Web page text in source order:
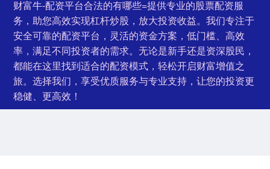
财富牛-配资平台合法的有哪些=提供专业的股票配资服
务，助您高效实现杠杆炒股，放大投资收益。我们专注于
安全可靠的配资平台，灵活的资金方案，低门槛、高效
率，满足不同投资者的需求。无论是新手还是资深股民，
都能在这里找到适合的配资模式，轻松开启财富增值之
旅。选择我们，享受优质服务与专业支持，让您的投资更
稳健、更高效！